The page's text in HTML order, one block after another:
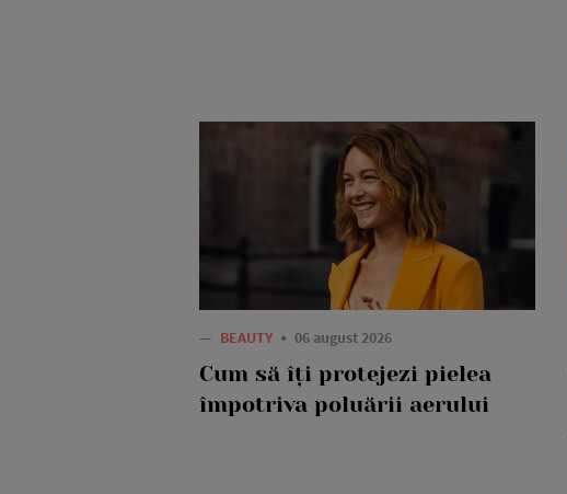
— BEAUTY 06 august 2026
Cum să îți protejezi pielea
împotriva poluării aerului